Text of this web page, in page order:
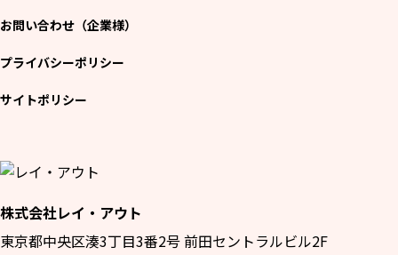
株式会社レイ・アウト
東京都中央区湊3丁目3番2号 前田セントラルビル2F
お問い合わせ（企業様）
プライバシーポリシー
サイトポリシー